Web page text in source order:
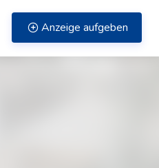
Anzeige aufgeben